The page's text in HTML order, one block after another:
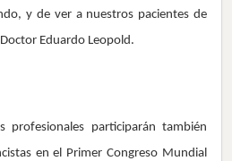
y de ver a nuestros pacientes de
Eduardo Leopold.
profesionales participarán también
en el Primer Congreso Mundial